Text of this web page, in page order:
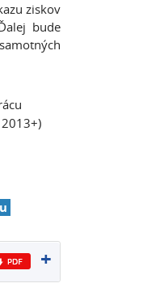
ziskov
bude